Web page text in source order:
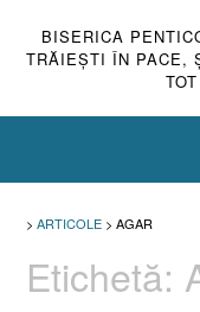
BISERICA
TRĂIEŞTI ÎN PACE,
> ARTICOLE > AGAR
Etichetă: